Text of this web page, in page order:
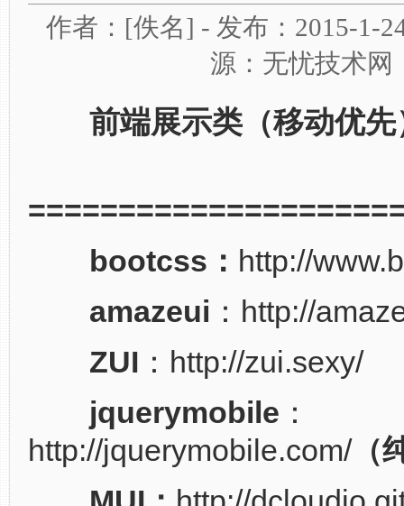
作者：[佚名] - 发布：2015-1-
源：无忧技术网
前端展示类（移动优先
bootcss： http://
amazeui ：http://
ZUI ：http://zui.sexy/
jquerymobile ：
http://jquerymobile.com/（